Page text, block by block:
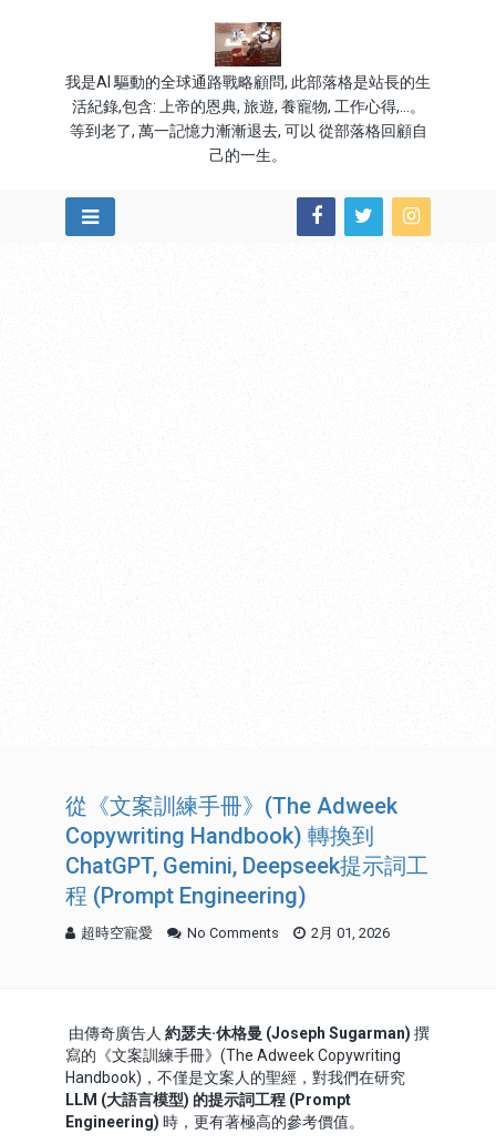
我是AI 驅動的全球通路戰略顧問, 此部落格是站長的生
活紀錄,包含: 上帝的恩典, 旅遊, 養寵物, 工作心得,...。
等到老了, 萬一記憶力漸漸退去, 可以 從部落格回顧自
己的一生。
從《文案訓練手冊》(The Adweek
Copywriting Handbook) 轉換到
ChatGPT, Gemini, Deepseek提示詞工
程 (Prompt Engineering)
超時空寵愛 No Comments 2月 01, 2026
由傳奇廣告人 約瑟夫·休格曼 (Joseph Sugarman) 撰
寫的《文案訓練手冊》(The Adweek Copywriting
Handbook)，不僅是文案人的聖經，對我們在研究
LLM (大語言模型) 的提示詞工程 (Prompt
Engineering) 時，更有著極高的參考價值。